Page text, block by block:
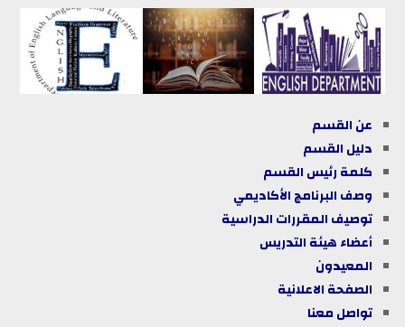
عن القسم
دليلالقسم
كلمة رئيس القسم
وصف البرنامج الأكاديمي
توصيف المقررات الدراسية
أعضاء هيئة التدريس
المعيدون
الصفحة الاعلانية
تواصل معنا